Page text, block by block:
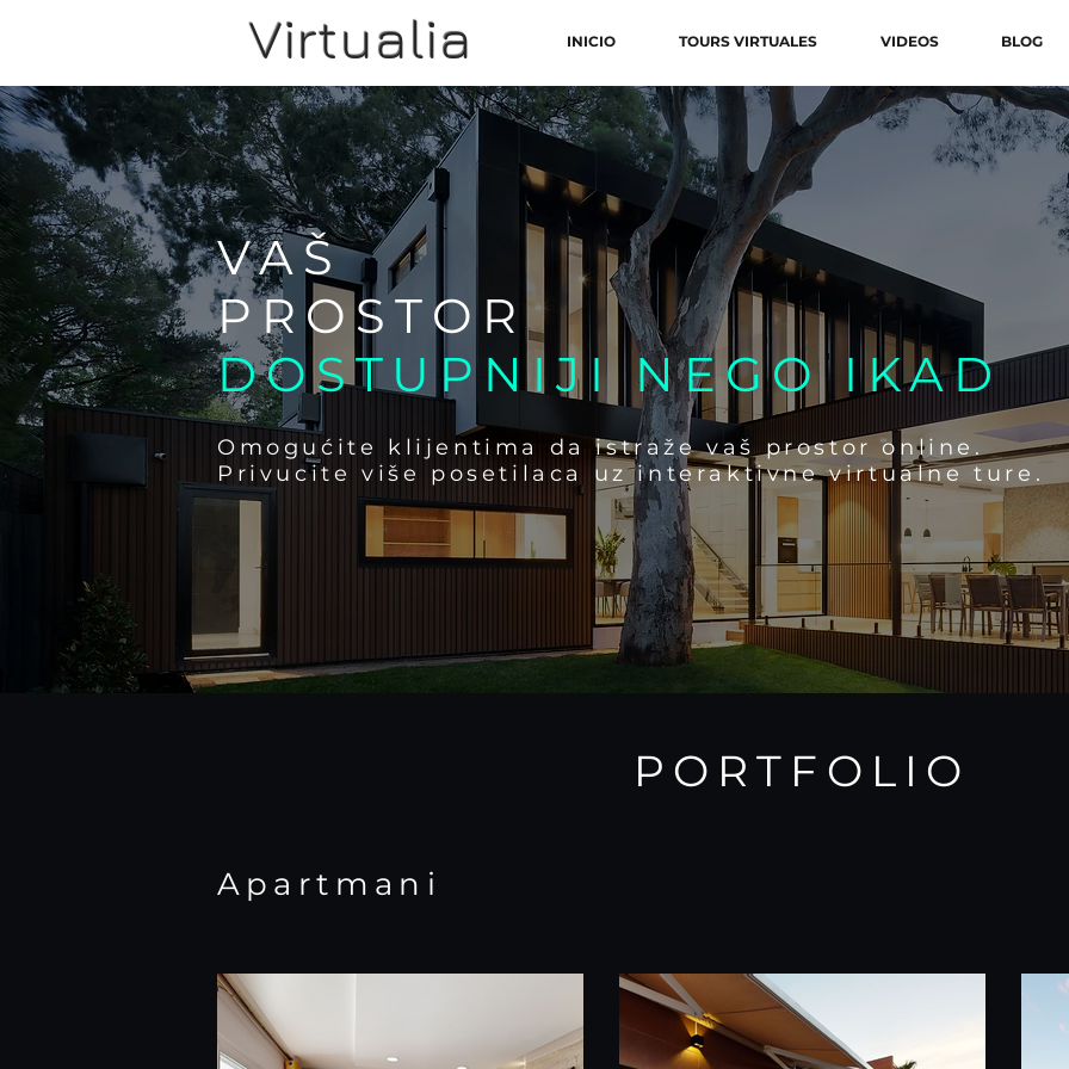
Virtualia INICIO TOURS VIRTUALES VIDEOS BLOG
VAŠ
PROSTOR
DOSTUPNIJI NEGO IKAD
Omogućite klijentima da istraže vaš prostor online.
Privucite više posetilaca uz interaktivne virtualne ture.
PORTFOLIO
Apartmani